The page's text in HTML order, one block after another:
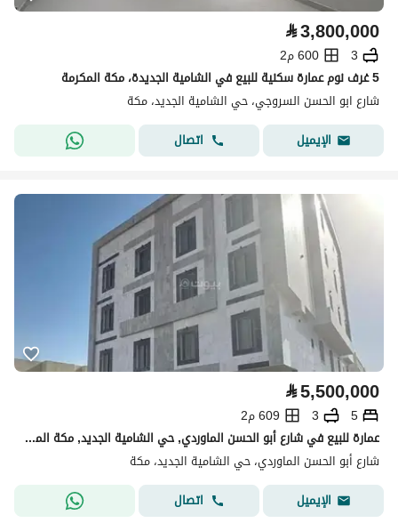
⃁3,800,000
3
600 م2
5 غرف نوم عمارة سكنية للبيع في الشامية الجديدة، مكة المكرمة
شارع ابو الحسن السروجي، حي الشامية الجديد، مكة
الإيميل
اتصال
⃁5,500,000
5
3
609 م2
عمارة للبيع في شارع أبو الحسن الماوردي, حي الشامية الجديد, مكة المكرمة
شارع أبو الحسن الماوردي، حي الشامية الجديد، مكة
الإيميل
اتصال